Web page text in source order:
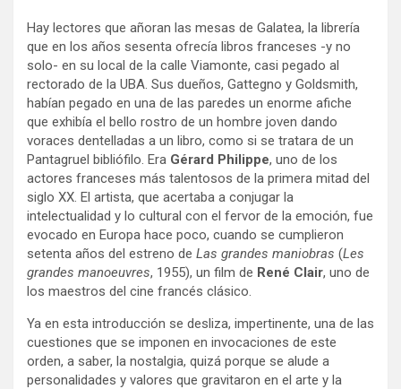
Hay lectores que añoran las mesas de Galatea, la librería
que en los años sesenta ofrecía libros franceses -y no
solo- en su local de la calle Viamonte, casi pegado al
rectorado de la UBA. Sus dueños, Gattegno y Goldsmith,
habían pegado en una de las paredes un enorme afiche
que exhibía el bello rostro de un hombre joven dando
voraces dentelladas a un libro, como si se tratara de un
Pantagruel bibliófilo. Era Gérard Philippe, uno de los
actores franceses más talentosos de la primera mitad del
siglo XX. El artista, que acertaba a conjugar la
intelectualidad y lo cultural con el fervor de la emoción, fue
evocado en Europa hace poco, cuando se cumplieron
setenta años del estreno de Las grandes maniobras (Les
grandes manoeuvres, 1955), un film de René Clair, uno de
los maestros del cine francés clásico.
Ya en esta introducción se desliza, impertinente, una de las
cuestiones que se imponen en invocaciones de este
orden, a saber, la nostalgia, quizá porque se alude a
personalidades y valores que gravitaron en el arte y la